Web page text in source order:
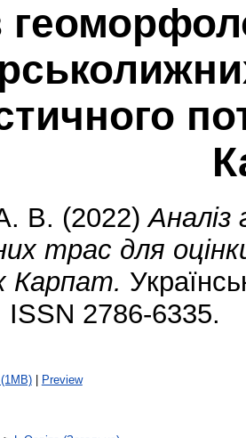
В. (2022)
трас для
Карпат.
2786-6335.
| Preview